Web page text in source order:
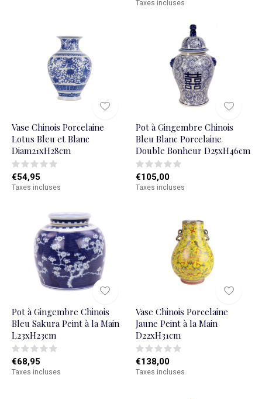
Taxes incluses
Vase Chinois Porcelaine
Lotus Bleu et Blanc
Diam21xH28cm
€54,95
Taxes incluses
Pot à Gingembre Chinois
Bleu Blanc Porcelaine
Double Bonheur D25xH46cm
€105,00
Taxes incluses
Pot à Gingembre Chinois
Bleu Sakura Peint à la Main
L23xH23cm
€68,95
Taxes incluses
Vase Chinois Porcelaine
Jaune Peint à la Main
D22xH31cm
€138,00
Taxes incluses